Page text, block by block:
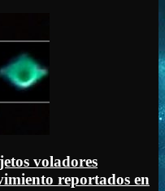
voladores
reportados en